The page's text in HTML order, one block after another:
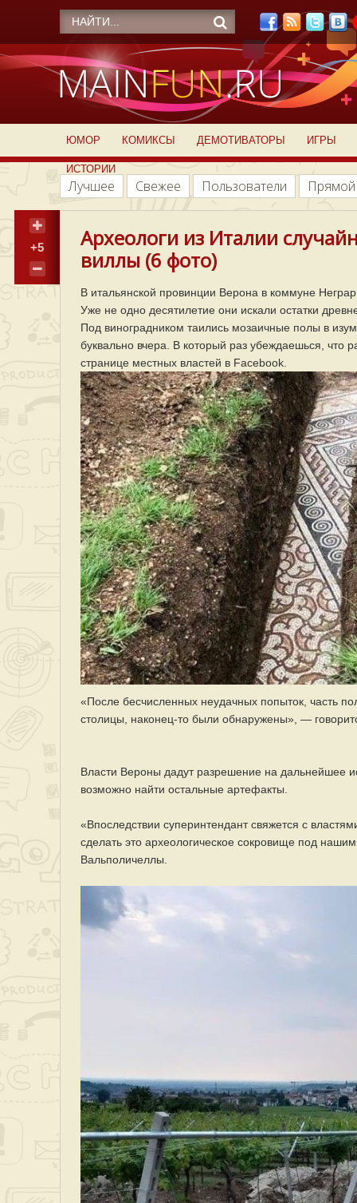
ЮМОР КОМИКСЫ ДЕМОТИВАТОРЫ ИГРЫ
ИСТОРИИ
Лучшее Свежее Пользователи
+5
Археологи из Италии
виллы (6 фото)
В итальянской провинции Верона в коммуне
Уже не одно десятилетие они искали остатки
Под виноградником таились мозаичные полы в
буквально вчера. В который раз убеждаешься, что
странице местных властей в Facebook.
«После бесчисленных неудачных попыток, часть
столицы, наконец-то были обнаружены», —
Власти Вероны дадут разрешение на дальнейшее
возможно найти остальные артефакты.
«Впоследствии суперинтендант свяжется с
сделать это археологическое сокровище под
Вальполичеллы.